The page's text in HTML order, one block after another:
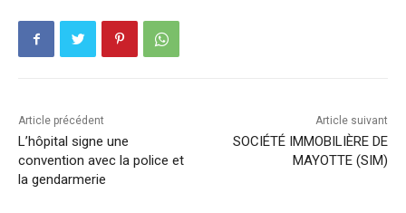
Article précédent
L’hôpital signe une
convention avec la police et
la gendarmerie
Article suivant
SOCIÉTÉ IMMOBILIÈRE DE
MAYOTTE (SIM)